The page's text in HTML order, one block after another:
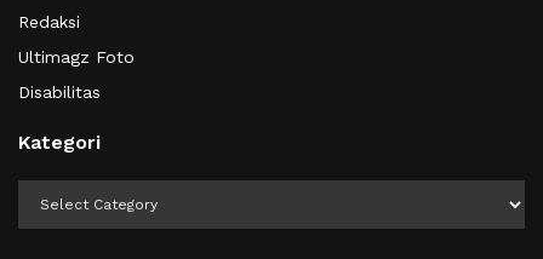
Redaksi
Ultimagz Foto
Disabilitas
Kategori